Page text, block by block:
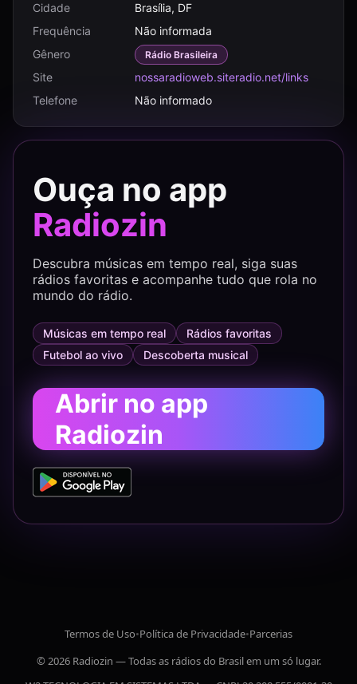
Cidade
Brasília, DF
Frequência
Não informada
Gênero
Rádio Brasileira
Site
nossaradioweb.siteradio.net/links
Telefone
Não informado
Ouça no app
Radiozin
Descubra músicas em tempo real, siga suas
rádios favoritas e acompanhe tudo que rola no
mundo do rádio.
Músicas em tempo real
Rádios favoritas
Futebol ao vivo
Descoberta musical
Abrir no app
Radiozin
Termos de Uso•Política de Privacidade•Parcerias
© 2026 Radiozin — Todas as rádios do Brasil em um só lugar.